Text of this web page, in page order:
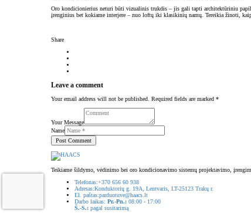
Oro kondicionierius neturi būti vizualinis trukdis – jis gali tapti architektūriniu
įrenginius bet kokiame interjere – nuo loftų iki klasikinių namų. Tereikia žinoti,
Share
Leave a comment
Your email address will not be published. Required fields are marked *
Your Message
Name
Teikiame šildymo, vėdinimo bei oro kondicionavimo sistemų projektavimo,
Telefonas:+370 656 60 938
Adresas:Konduktorių g. 19A, Lentvaris, LT-25123 Trakų r.
El. paštas:parduotuve@haacs.lt
Darbo laikas: Pr.-Pn.: 08:00 - 17:00
Š.-S.: pagal susitarimą